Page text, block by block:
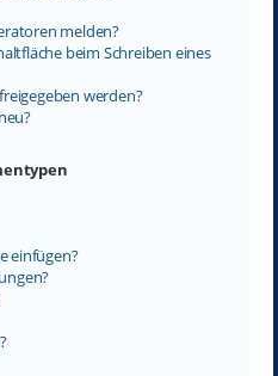
melden?
beim Schreiben eines
werden?
einfügen?